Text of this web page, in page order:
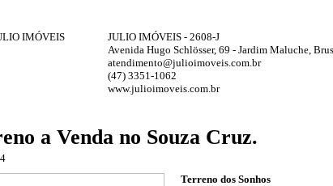
JULIO IMÓVEIS - 2608-J
Avenida Hugo Schlösser, 69 - Jardim Maluche,
atendimento@julioimoveis.com.br
(47) 3351-1062
www.julioimoveis.com.br
a Venda no Souza Cruz.
Terreno dos Sonhos